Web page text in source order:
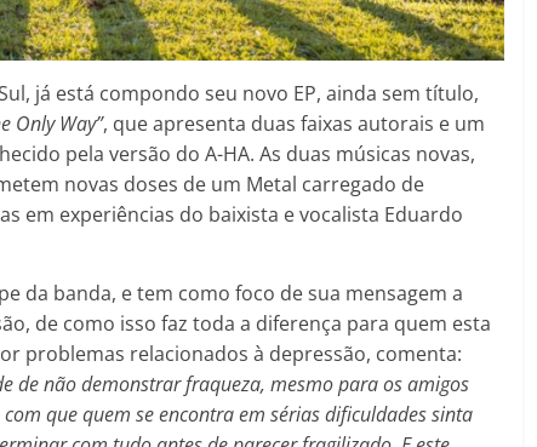
já está compondo seu novo EP, ainda sem título,
Only Way”, que apresenta duas faixas autorais e um
pela versão do A-HA. As duas músicas novas,
novas doses de um Metal carregado de
em experiências do baixista e vocalista Eduardo
da banda, e tem como foco de sua mensagem a
de como isso faz toda a diferença para quem esta
problemas relacionados à depressão, comenta:
de não demonstrar fraqueza, mesmo para os amigos
que quem se encontra em sérias dificuldades sinta